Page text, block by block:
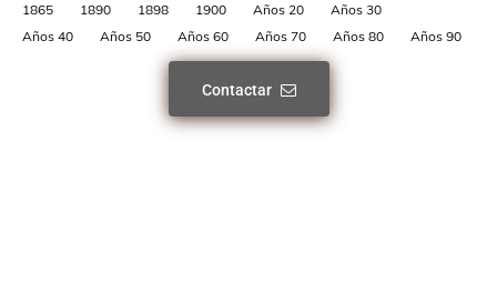
1865 1890 1898 1900 Años 20
Años 30
Años 40
Años 50 Años 60 Años 70 Años 80 Años 90
Contactar